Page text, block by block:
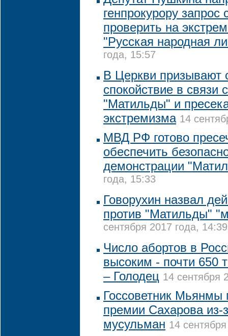
генпрокурору запрос
проверить на
"Русская народная
года, 15:57
В Церкви призывают
спокойствие в связи
"Матильды" и
экстремизма 14
МВД РФ готово
обеспечить
демонстрации
года, 15:33
Говорухин назвал
против "Матильды"
сентября 2017 года, 14:39
Число абортов в
высоким - почти 650
– Голодец 14 сентября
Госсоветник
премии Сахарова из-
мусульман 14